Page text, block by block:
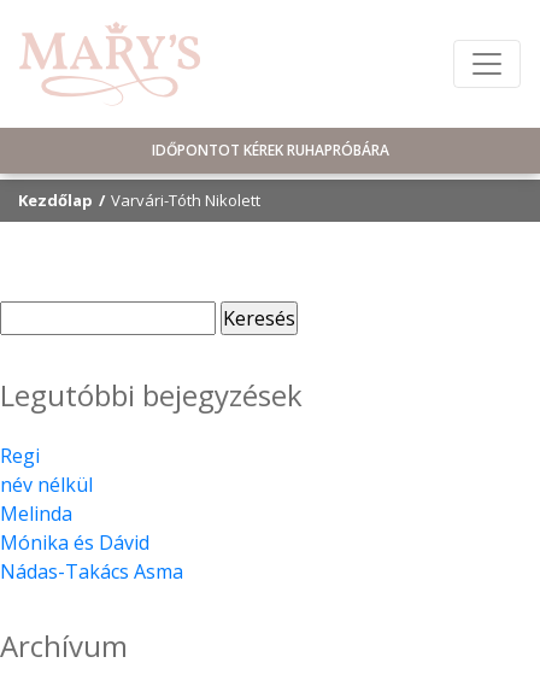
IDŐPONTOT KÉREK RUHAPRÓBÁRA
Kezdőlap Varvári-Tóth Nikolett
Legutóbbi bejegyzések
Regi
név nélkül
Melinda
Mónika és Dávid
Nádas-Takács Asma
Archívum